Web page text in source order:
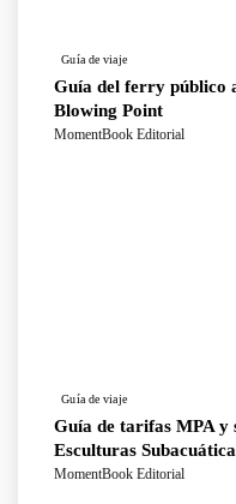
Guía de viaje
Guía del ferry público
Blowing Point
MomentBook Editorial
Guía de viaje
Guía de tarifas MPA y
Esculturas
MomentBook Editorial